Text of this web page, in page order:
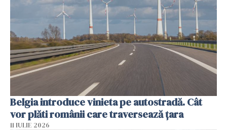
Belgia introduce vinieta pe autostradă. Cât
vor plăti românii care traversează țara
11 IULIE 2026